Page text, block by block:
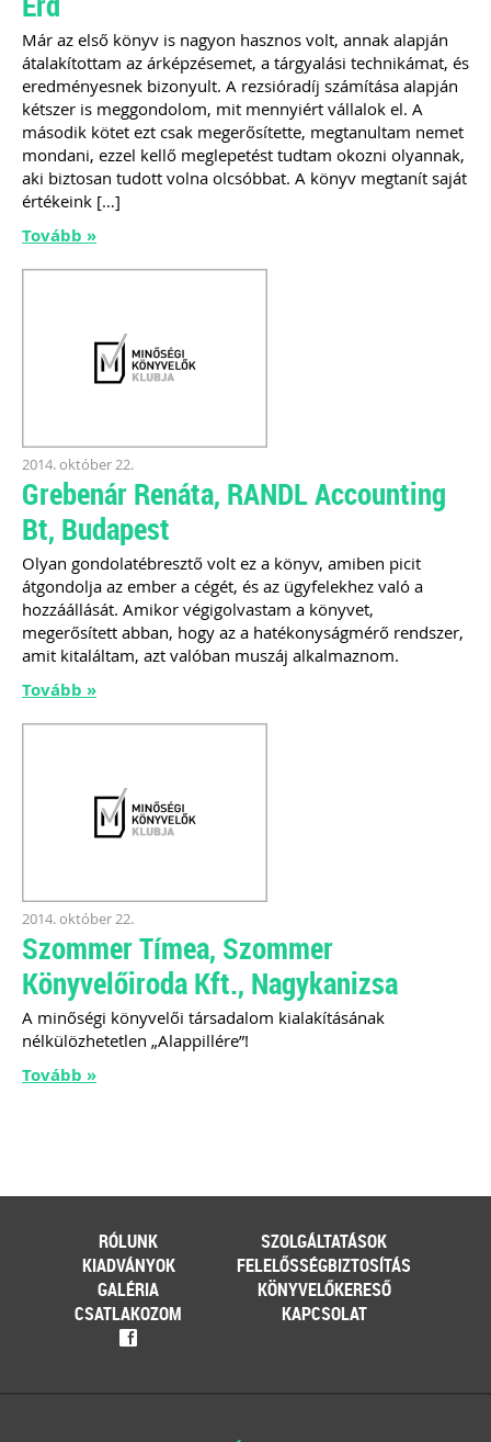
Szakmai sarok
adózási kérdései
A vásárokon és a piacokon
időszaka a nyári szezon, amikor
szabadtéren is megrendezésre
kerülhetnek a különféle – gyakran
tematikus – vásárok. Írásunk
fókuszába azt az esetkört helyezzük,
amikor egy külföldi termelő,
ehhez az érintett személynek milyen
Már az első könyv is nagyon hasznos volt, annak alapján
átalakítottam az árképzésemet, a tárgyalási technikámat, és
eredményesnek bizonyult. A rezsióradíj számítása alapján
kétszer is meggondolom, mit mennyiért vállalok el. A
második kötet ezt csak megerősítette, megtanultam nemet
mondani, ezzel kellő meglepetést tudtam okozni olyannak,
aki biztosan tudott volna olcsóbbat. A könyv megtanít saját
értékeink […]
Tovább »
2014. október 22.
Grebenár Renáta, RANDL Accounting
Bt, Budapest
Olyan gondolatébresztő volt ez a könyv, amiben picit
átgondolja az ember a cégét, és az ügyfelekhez való a
hozzáállását. Amikor végigolvastam a könyvet,
megerősített abban, hogy az a hatékonyságmérő rendszer,
amit kitaláltam, azt valóban muszáj alkalmaznom.
Tovább »
2014. október 22.
Szommer Tímea, Szommer
Könyvelőiroda Kft., Nagykanizsa
A minőségi könyvelői társadalom kialakításának
nélkülözhetetlen „Alappillére”!
Tovább »
RÓLUNK
SZOLGÁLTATÁSOK
KIADVÁNYOK
FELELŐSSÉGBIZTOSÍTÁS
GALÉRIA
KÖNYVELŐKERESŐ
CSATLAKOZOM
KAPCSOLAT
f